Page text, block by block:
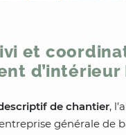
et
d’intérieur
de chantier,
générale de